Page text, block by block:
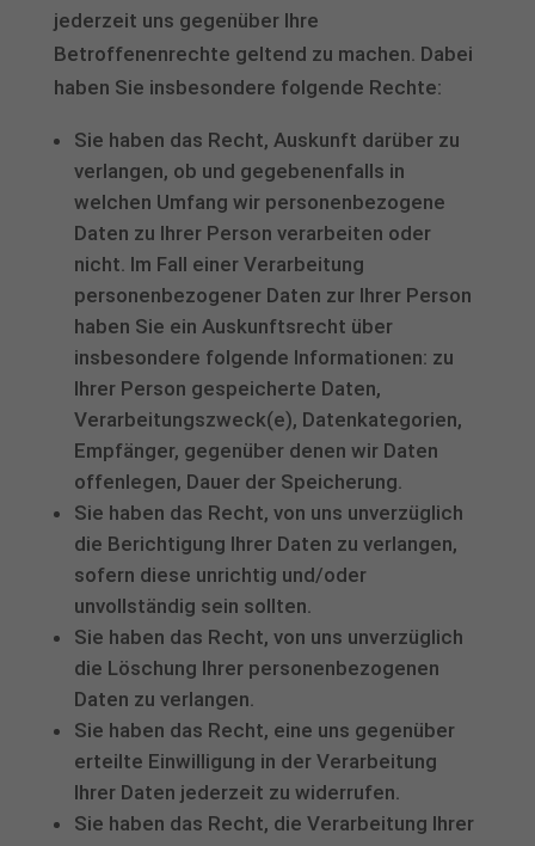
jederzeit uns gegenüber Ihre
Betroffenenrechte geltend zu machen. Dabei
haben Sie insbesondere folgende Rechte:
Sie haben das Recht, Auskunft darüber zu
verlangen, ob und gegebenenfalls in
welchen Umfang wir personenbezogene
Daten zu Ihrer Person verarbeiten oder
nicht. Im Fall einer Verarbeitung
personenbezogener Daten zur Ihrer Person
haben Sie ein Auskunftsrecht über
insbesondere folgende Informationen: zu
Ihrer Person gespeicherte Daten,
Verarbeitungszweck(e), Datenkategorien,
Empfänger, gegenüber denen wir Daten
offenlegen, Dauer der Speicherung.
Sie haben das Recht, von uns unverzüglich
die Berichtigung Ihrer Daten zu verlangen,
sofern diese unrichtig und/oder
unvollständig sein sollten.
Sie haben das Recht, von uns unverzüglich
die Löschung Ihrer personenbezogenen
Daten zu verlangen.
Sie haben das Recht, eine uns gegenüber
erteilte Einwilligung in der Verarbeitung
Ihrer Daten jederzeit zu widerrufen.
Sie haben das Recht, die Verarbeitung Ihrer